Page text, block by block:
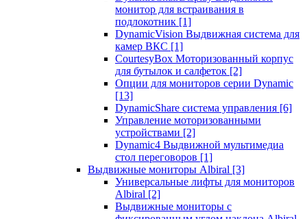
монитор для встраивания в
подлокотник [1]
DynamicVision Выдвижная система для
камер ВКС [1]
CourtesyBox Моторизованный корпус
для бутылок и салфеток [2]
Опции для мониторов серии Dynamic
[13]
DynamicShare система управления [6]
Управление моторизованными
устройствами [2]
Dynamic4 Выдвижной мультимедиа
стол переговоров [1]
Выдвижные мониторы Albiral [3]
Универсальные лифты для мониторов
Albiral [2]
Выдвижные мониторы с